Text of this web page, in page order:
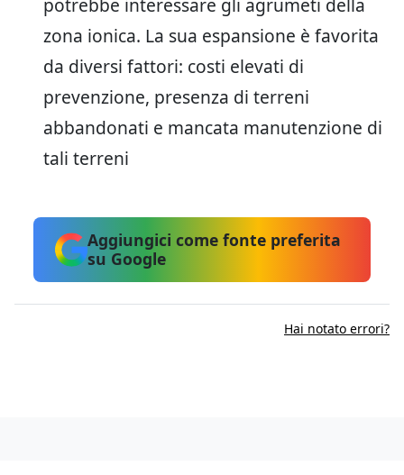
zona ionica. La sua espansione è favorita
da diversi fattori: costi elevati di
prevenzione, presenza di terreni
abbandonati e mancata manutenzione di
tali terreni
Aggiungici come fonte preferita
su Google
Hai notato errori?